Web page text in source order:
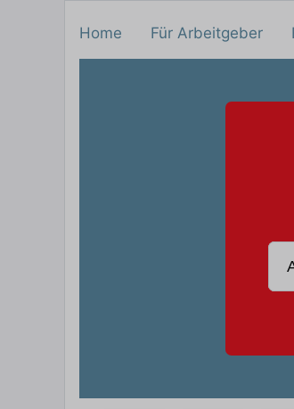
Home Für Arbeitgeber